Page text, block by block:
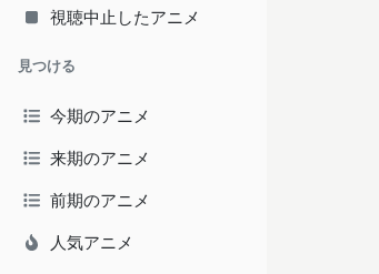
視聴中止したアニメ
見つける
今期のアニメ
来期のアニメ
前期のアニメ
人気アニメ